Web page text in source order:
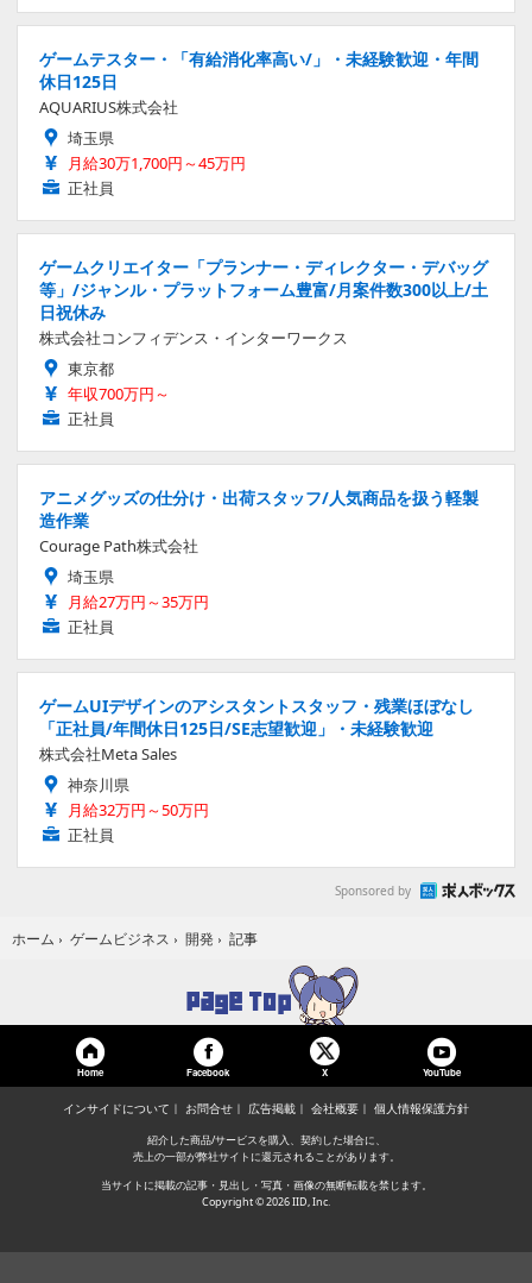
ゲームテスター・「有給消化率高い/」・未経験歓迎・年間
休日125日
AQUARIUS株式会社
埼玉県
月給30万1,700円～45万円
正社員
ゲームクリエイター「プランナー・ディレクター・デバッグ
等」/ジャンル・プラットフォーム豊富/月案件数300以上/土
日祝休み
株式会社コンフィデンス・インターワークス
東京都
年収700万円～
正社員
アニメグッズの仕分け・出荷スタッフ/人気商品を扱う軽製
造作業
Courage Path株式会社
埼玉県
月給27万円～35万円
正社員
ゲームUIデザインのアシスタントスタッフ・残業ほぼなし
「正社員/年間休日125日/SE志望歓迎」・未経験歓迎
株式会社Meta Sales
神奈川県
月給32万円～50万円
正社員
Sponsored by
ホーム › ゲームビジネス › 開発 › 記事
Home Facebook X YouTube
インサイドについて お問合せ 広告掲載 会社概要 個人情報保護方針
紹介した商品/サービスを購入、契約した場合に、
売上の一部が弊社サイトに還元されることがあります。
当サイトに掲載の記事・見出し・写真・画像の無断転載を禁じます。
Copyright © 2026 IID, Inc.